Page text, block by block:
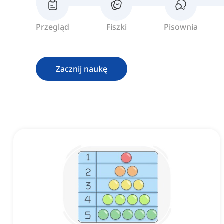
Przegląd Fiszki Pisownia
Zacznij naukę